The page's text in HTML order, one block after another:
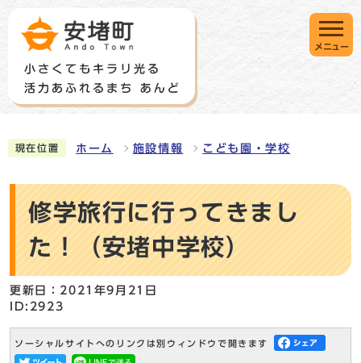
メニュー
現在位置 ホーム 施設情報 こども園・学校
修学旅行に行ってきまし
た！（安堵中学校）
更新日：2021年9月21日
ID:2923
ソーシャルサイトへのリンクは別ウィンドウで開きます